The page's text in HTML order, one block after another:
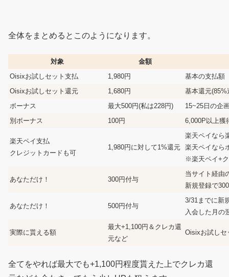
全体をまとめるとこのようになります。
対象
金額
Oisixお試しセット支払
1,980円
基本の支払額
Oisixお試しセット還元
1,680円
基本還元
ボーナス
最大500円(私は228円)
15~25日の企
別ボーナス
100円 6,000P以上獲
楽天ペイ支払
クレジットカードも可
1,980円に対して1%還元
楽天ペイなら
楽天ペイなら
※楽天ペイ+
あなただけ！ 300円付与
当サイト経由
新規登録で
あなただけ！ 500円付与
3/31までに新
入会した月の
実際に貰える額
最大+1,100円＆クレカ還
元など
Oisixお試しセ
全てをやれば最大でも+1,100円程度貰えた上でクレカ還